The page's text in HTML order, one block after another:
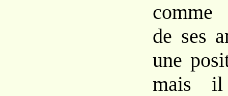
comme
de ses
une
mais il